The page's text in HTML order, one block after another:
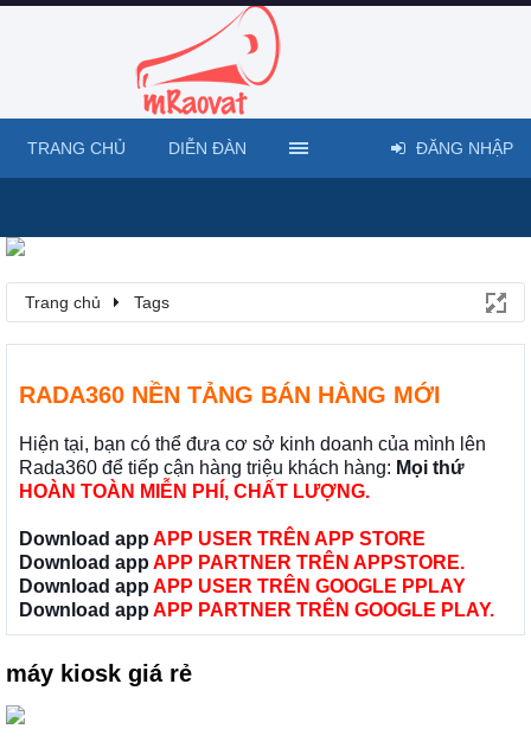
Trang chủ Tags
RADA360 NỀN TẢNG BÁN HÀNG MỚI
Hiện tại, bạn có thể đưa cơ sở kinh doanh của mình lên
Rada360 để tiếp cận hàng triệu khách hàng: Mọi thứ
HOÀN TOÀN MIỄN PHÍ, CHẤT LƯỢNG.
Download app APP USER TRÊN APP STORE
Download app APP PARTNER TRÊN APPSTORE.
Download app APP USER TRÊN GOOGLE PPLAY
Download app APP PARTNER TRÊN GOOGLE PLAY.
máy kiosk giá rẻ
TRANG CHỦ DIỄN ĐÀN ĐĂNG NHẬP